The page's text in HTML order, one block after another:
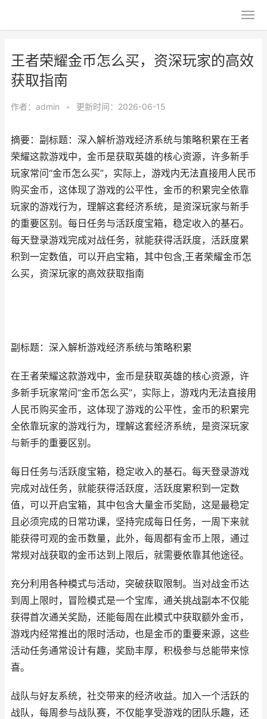
王者荣耀金币怎么买，资深玩家的高效
获取指南
作者： admin • 更新时间：2026-06-15
摘要：副标题：深入解析游戏经济系统与策略积累在王者
荣耀这款游戏中，金币是获取英雄的核心资源，许多新手
玩家常问“金币怎么买”，实际上，游戏内无法直接用人民币
购买金币，这体现了游戏的公平性，金币的积累完全依靠
玩家的游戏行为，理解这套经济系统，是资深玩家与新手
的重要区别。每日任务与活跃度宝箱，稳定收入的基石。
每天登录游戏完成对战任务，就能获得活跃度，活跃度累
积到一定数值，可以开启宝箱，其中包含,王者荣耀金币怎
么买，资深玩家的高效获取指南
副标题：深入解析游戏经济系统与策略积累
在王者荣耀这款游戏中，金币是获取英雄的核心资源，许
多新手玩家常问“金币怎么买”，实际上，游戏内无法直接用
人民币购买金币，这体现了游戏的公平性，金币的积累完
全依靠玩家的游戏行为，理解这套经济系统，是资深玩家
与新手的重要区别。
每日任务与活跃度宝箱，稳定收入的基石。每天登录游戏
完成对战任务，就能获得活跃度，活跃度累积到一定数
值，可以开启宝箱，其中包含大量金币奖励，这是最稳定
且必须完成的日常功课，坚持完成每日任务，一周下来就
能获得可观的金币数量，此外，每周都有金币上限，通过
常规对战获取的金币达到上限后，就需要依靠其他途径。
充分利用各种模式与活动，突破获取限制。当对战金币达
到周上限时，冒险模式是一个宝库，通关挑战副本不仅能
获得首次通关奖励，还能每周在此模式中获取额外金币，
游戏内经常推出的限时活动，也是金币的重要来源，这些
活动任务通常设计有趣，奖励丰厚，积极参与总能带来惊
喜。
战队与好友系统，社交带来的经济收益。加入一个活跃的
战队，每周参与战队赛，不仅能享受游戏的团队乐趣，还